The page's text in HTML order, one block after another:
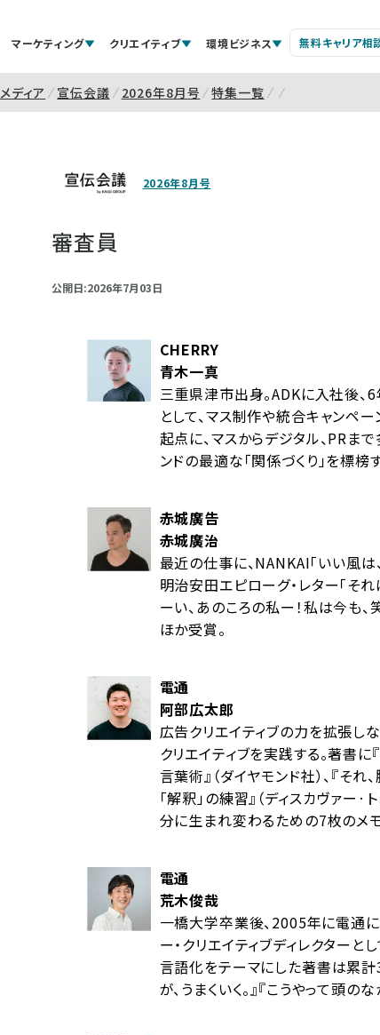
マーケティング クリエイティブ 環境ビジネス 無料キャリア相
メディア 宣伝会議 2026年8月号 特集一覧
2026年8月号
審査員
公開日:2026年7月03日
CHERRY
青木一真
三重県津市出身。ADKに入社後、
として、マス制作や統合キャンペ
起点に、マスからデジタル、PRま
ンドの最適な「関係づくり」を標榜
赤城廣告
赤城廣治
最近の仕事に、NANKAI「いい風は、
明治安田エピローグ・レター「それ
ーい、あのころの私ー！私は今も
ほか受賞。
電通
阿部広太郎
広告クリエイティブの力を拡張し
クリエイティブを実践する。著書
言葉術』（ダイヤモンド社）、『
「解釈」の練習』（ディスカヴァー
分に生まれ変わるための7枚のメモ
電通
荒木俊哉
一橋大学卒業後、2005年に電通に
ー・クリエイティブディレクターと
言語化をテーマにした著書は累計
が、うまくいく。』『こうやって頭の